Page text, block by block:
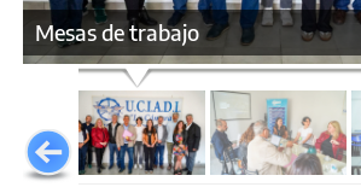
Mesas de trabajo